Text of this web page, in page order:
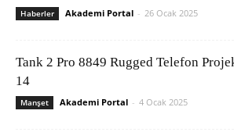
Haberler Akademi Portal - 26 Ocak 2025
Tank 2 Pro 8849 Rugged Telefon
14
Manşet Akademi Portal - 4 Ocak 2025